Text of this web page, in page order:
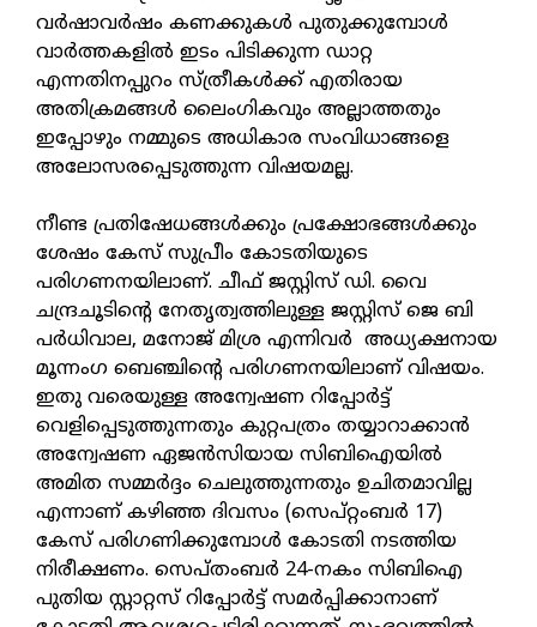
വര്‍ഷാവര്‍ഷം കണക്കുകള്‍ പുതുക്കുമ്പോള്‍
വാര്‍ത്തകളില്‍ ഇടം പിടിക്കുന്ന ഡാറ്റ
എന്നതിനപ്പുറം സ്ത്രീകള്‍ക്ക് എതിരായ
അതിക്രമങ്ങള്‍ ലൈംഗികവും അല്ലാത്തതും
ഇപ്പോഴും നമ്മുടെ അധികാര സംവിധാങ്ങളെ
അലോസരപ്പെടുത്തുന്ന വിഷയമല്ല.
നീണ്ട പ്രതിഷേധങ്ങള്‍ക്കും പ്രക്ഷോഭങ്ങള്‍ക്കും
ശേഷം കേസ് സുപ്രീം കോടതിയുടെ
പരിഗണനയിലാണ്. ചീഫ് ജസ്റ്റിസ് ഡി. വൈ
ചന്ദ്രചൂടിന്റെ നേതൃത്വത്തിലുള്ള ജസ്റ്റിസ് ജെ ബി
പര്‍ധിവാല, മനോജ് മിശ്ര എന്നിവര്‍ അധ്യക്ഷനായ
മൂന്നംഗ ബെഞ്ചിന്റെ പരിഗണനയിലാണ് വിഷയം.
ഇതു വരെയുള്ള അന്വേഷണ റിപ്പോര്‍ട്ട്
വെളിപ്പെടുത്തുന്നതും കുറ്റപത്രം തയ്യാറാക്കാന്‍
അന്വേഷണ ഏജന്‍സിയായ സിബിഐയില്‍
അമിത സമ്മര്‍ദ്ദം ചെലുത്തുന്നതും ഉചിതമാവില്ല
എന്നാണ് കഴിഞ്ഞ ദിവസം (സെപ്റ്റംബര്‍ 17)
കേസ് പരിഗണിക്കുമ്പോള്‍ കോടതി നടത്തിയ
നിരീക്ഷണം. സെപ്തംബര്‍ 24-നകം സിബിഐ
പുതിയ സ്റ്റാറ്റസ് റിപ്പോര്‍ട്ട് സമര്‍പ്പിക്കാനാണ്